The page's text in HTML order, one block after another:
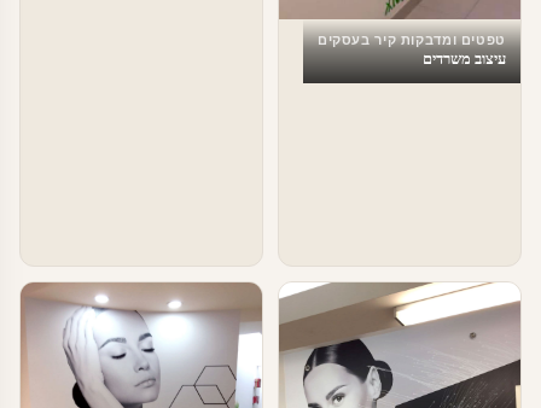
טפטים ומדבקות קיר בעסקים
עיצוב משרדים